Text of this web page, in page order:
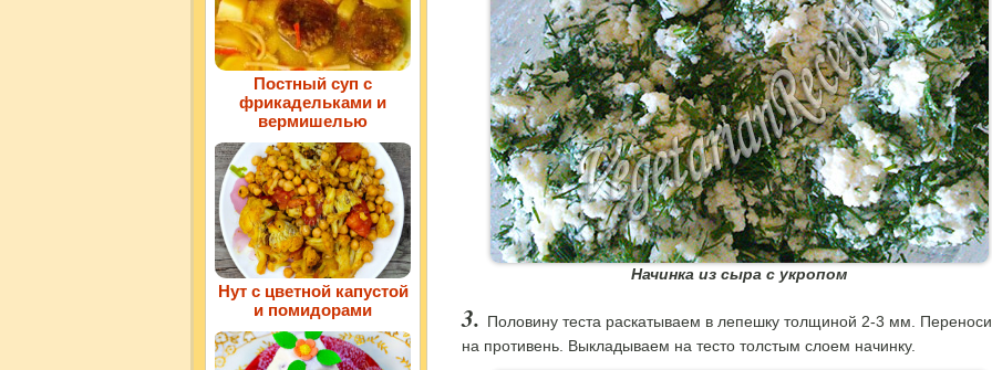
Начинка из сыра с укропом
Половину теста раскатываем в лепешку толщиной 2-3 мм.
на противень. Выкладываем на тесто толстым слоем начинку.
Постный суп с
фрикадельками и
вермишелью
Нут с цветной капустой
и помидорами